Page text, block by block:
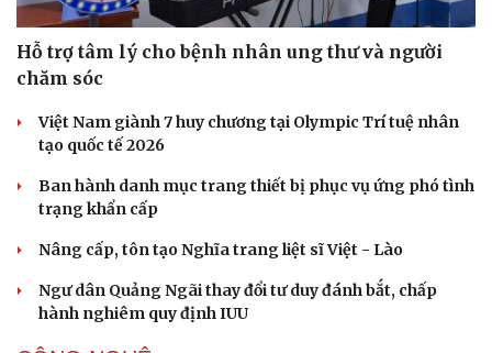
Hỗ trợ tâm lý cho bệnh nhân ung thư và người
chăm sóc
Việt Nam giành 7 huy chương tại Olympic Trí tuệ nhân
tạo quốc tế 2026
Ban hành danh mục trang thiết bị phục vụ ứng phó tình
trạng khẩn cấp
Nâng cấp, tôn tạo Nghĩa trang liệt sĩ Việt - Lào
Ngư dân Quảng Ngãi thay đổi tư duy đánh bắt, chấp
hành nghiêm quy định IUU